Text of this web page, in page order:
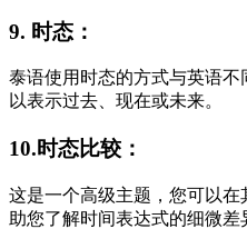
9. 时态：
泰语使用时态的方式与英语
以表示过去、现在或未来。
10.时态比较：
这是一个高级主题，您可以
助您了解时间表达式的细微差